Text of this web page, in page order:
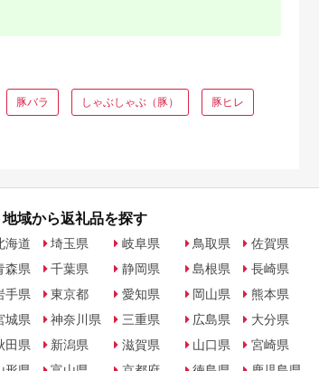
豚バラ しゃぶしゃぶ（豚） 豚ヒレ
地域から返礼品を探す
海道
森県
手県
城県
田県
埼玉県
千葉県
東京都
神奈川県
新潟県
岐阜県
静岡県
愛知県
三重県
滋賀県
鳥取県
島根県
岡山県
広島県
山口県
佐賀県
長崎県
熊本県
大分県
宮崎県